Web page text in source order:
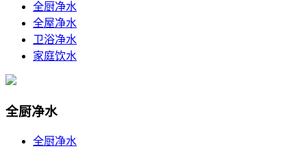
全厨净水
全屋净水
卫浴净水
家庭饮水
全厨净水
全厨净水